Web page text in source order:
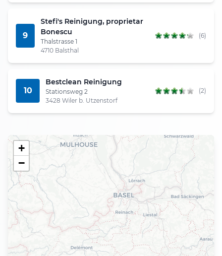
9
Stefi's Reinigung, proprietar
Bonescu
Thalstrasse 1
4710 Balsthal
(6)
10
Bestclean Reinigung
Stationsweg 2
3428 Wiler b. Utzenstorf
(2)
+
−